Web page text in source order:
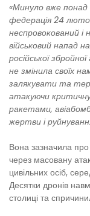
«Минуло вже
федерація 24
неспровокований
військовий напад
російської
не змінила своїх
залякувати та
атакуючи
ракетами,
жертви і
Вона зазначила
через масовану
цивільних осіб,
Десятки дронів
столиці та